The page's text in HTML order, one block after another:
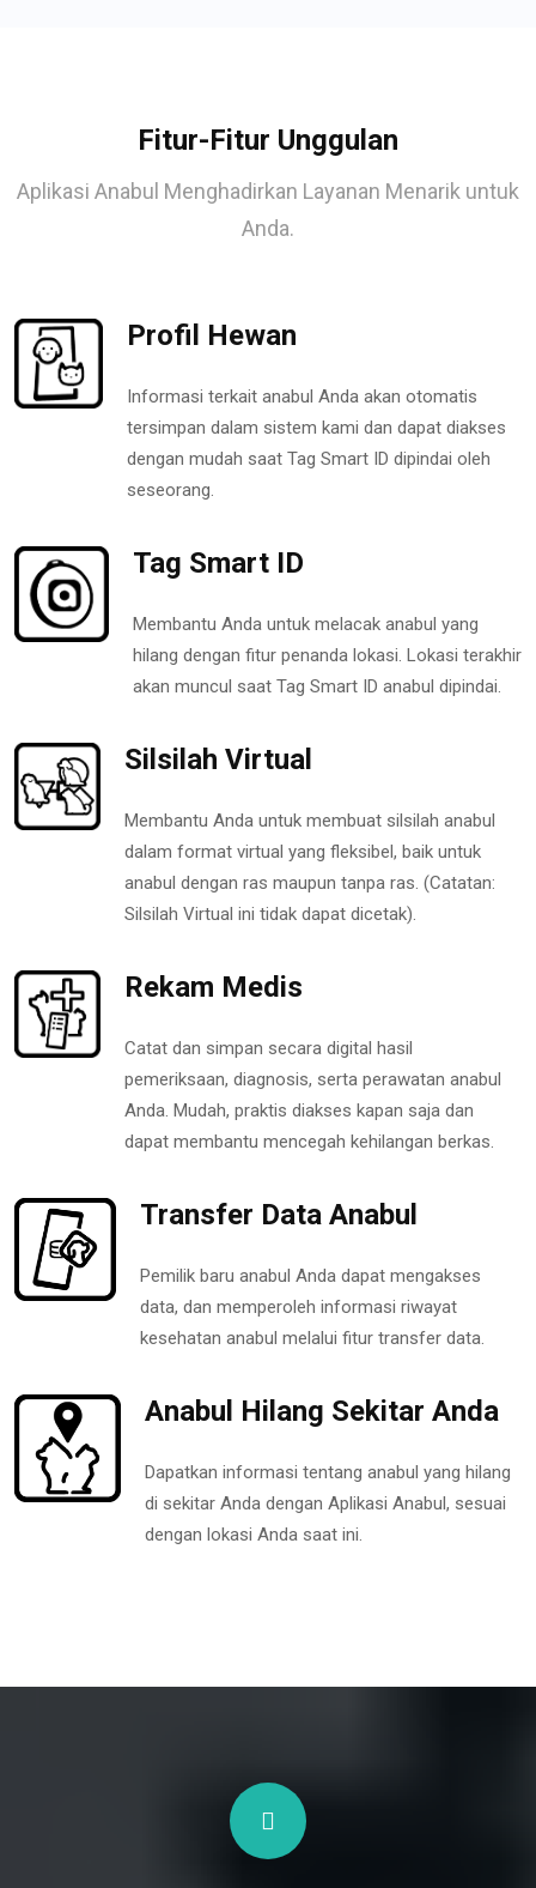
Fitur-Fitur Unggulan
Aplikasi Anabul Menghadirkan Layanan Menarik untuk
Anda.
Profil Hewan
Informasi terkait anabul Anda akan otomatis
tersimpan dalam sistem kami dan dapat diakses
dengan mudah saat Tag Smart ID dipindai oleh
seseorang.
Tag Smart ID
Membantu Anda untuk melacak anabul yang
hilang dengan fitur penanda lokasi. Lokasi terakhir
akan muncul saat Tag Smart ID anabul dipindai.
Silsilah Virtual
Membantu Anda untuk membuat silsilah anabul
dalam format virtual yang fleksibel, baik untuk
anabul dengan ras maupun tanpa ras. (Catatan:
Silsilah Virtual ini tidak dapat dicetak).
Rekam Medis
Catat dan simpan secara digital hasil
pemeriksaan, diagnosis, serta perawatan anabul
Anda. Mudah, praktis diakses kapan saja dan
dapat membantu mencegah kehilangan berkas.
Transfer Data Anabul
Pemilik baru anabul Anda dapat mengakses
data, dan memperoleh informasi riwayat
kesehatan anabul melalui fitur transfer data.
Anabul Hilang Sekitar Anda
Dapatkan informasi tentang anabul yang hilang
di sekitar Anda dengan Aplikasi Anabul, sesuai
dengan lokasi Anda saat ini.